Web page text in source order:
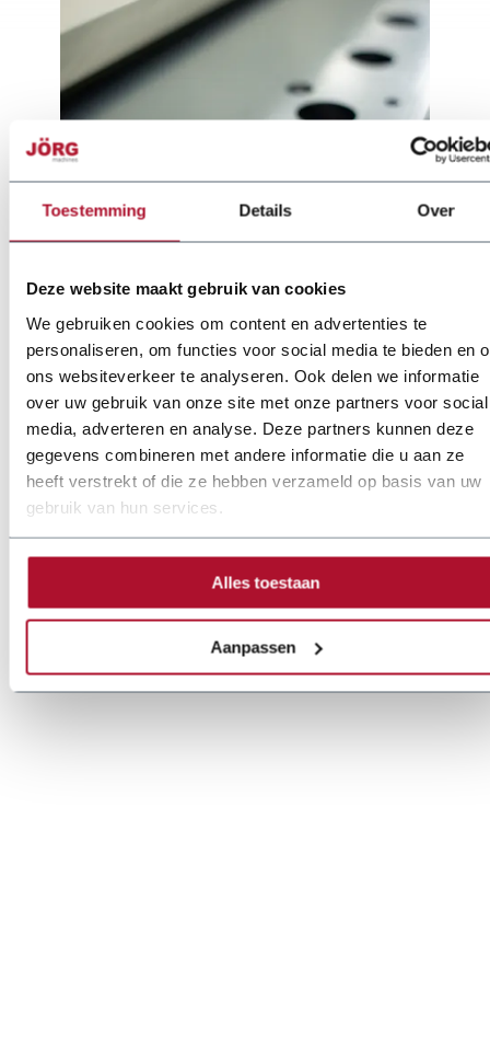
Toestemming Details Over
Deze website maakt gebruik van cookies
We gebruiken cookies om content en advertenties te
personaliseren, om functies voor social media te bieden en
ons websiteverkeer te analyseren. Ook delen we informatie
over uw gebruik van onze site met onze partners voor social
media, adverteren en analyse. Deze partners kunnen deze
gegevens combineren met andere informatie die u aan ze
heeft verstrekt of die ze hebben verzameld op basis van uw
gebruik van hun services.
Alles toestaan
Aanpassen
Dokumentation
joerg-brochure-25-nl-web.pdf